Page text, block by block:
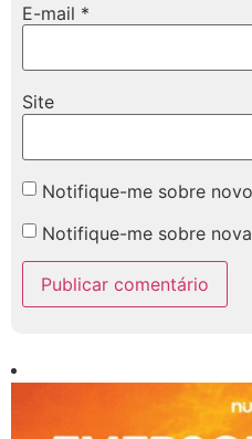
E-mail *
Site
Notifique-me sobre
Notifique-me sobre